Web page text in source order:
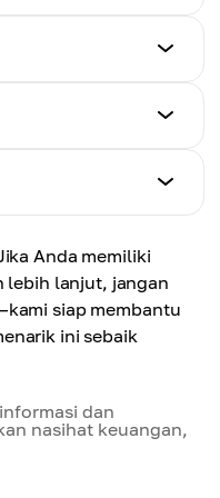
Anda memiliki
lebih lanjut, jangan
siap membantu
ini sebaik
dan
nasihat keuangan,